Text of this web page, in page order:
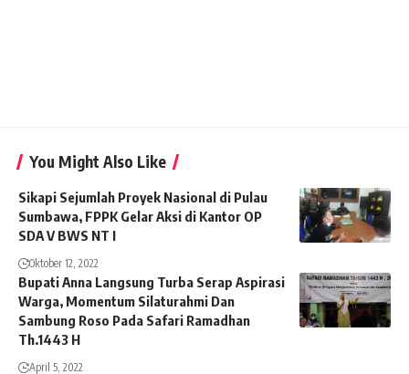
You Might Also Like
Sikapi Sejumlah Proyek Nasional di Pulau
Sumbawa, FPPK Gelar Aksi di Kantor OP
SDA V BWS NT I
Oktober 12, 2022
Bupati Anna Langsung Turba Serap Aspirasi
Warga, Momentum Silaturahmi Dan
Sambung Roso Pada Safari Ramadhan
Th.1443 H
April 5, 2022